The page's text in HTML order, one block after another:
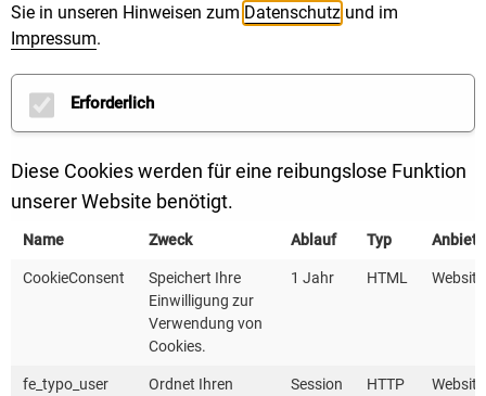
Ort: Online, Microsoft Teams
Besonders interessant für kommunale Mitarbeitende,
die in den Bereichen Verkehr, Wirtschaftsverkehr und
Wirtschaftsförderung, Stadtplanung und Klimaschutz
Lieferverkehr als zunehmende
Herausforderung
Lieferverkehr in Baden-Württemberg nimmt zu und
speziell die Zahl der Paketsendungen hat sich in den
letzten Jahren deutlich vervielfacht. Kommunen
Sie in unseren Hinweisen zum Datenschutz und im
Impressum.
Erforderlich
Diese Cookies werden für eine reibungslose Funktion
unserer Website benötigt.
Name Zweck Ablauf Typ
CookieConsent
Speichert Ihre
Einwilligung zur
Verwendung von
Cookies.
1 Jahr HTML Website
fe_typo_user
Ordnet Ihren
Session HTTP Website